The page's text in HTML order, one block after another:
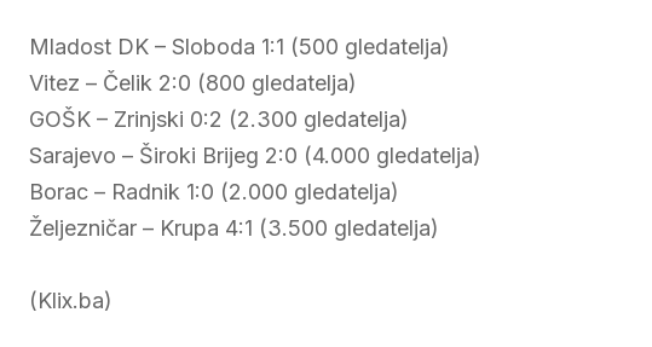
Mladost DK – Sloboda 1:1 (500 gledatelja)
Vitez – Čelik 2:0 (800 gledatelja)
GOŠK – Zrinjski 0:2 (2.300 gledatelja)
Sarajevo – Široki Brijeg 2:0 (4.000 gledatelja)
Borac – Radnik 1:0 (2.000 gledatelja)
Željezničar – Krupa 4:1 (3.500 gledatelja)
(Klix.ba)